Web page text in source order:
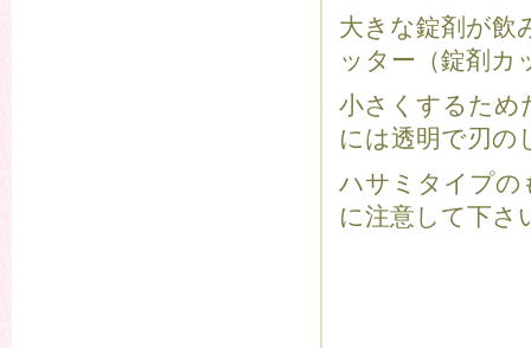
大きな錠剤が飲
ッター（錠剤カ
小さくするため
には透明で刃の
ハサミタイプの
に注意して下さ